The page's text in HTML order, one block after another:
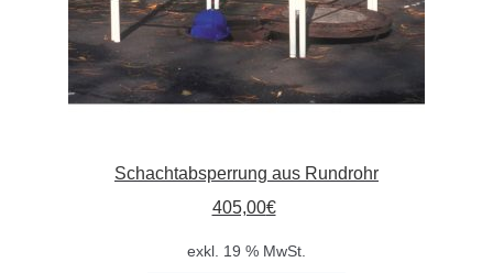
Schachtabsperrung aus Rundrohr
405,00€
exkl. 19 % MwSt.